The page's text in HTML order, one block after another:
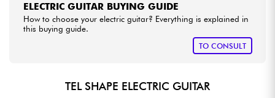
ELECTRIC GUITAR BUYING GUIDE
How to choose your electric guitar? Everything is explained in
this buying guide.
TO CONSULT
TEL SHAPE ELECTRIC GUITAR